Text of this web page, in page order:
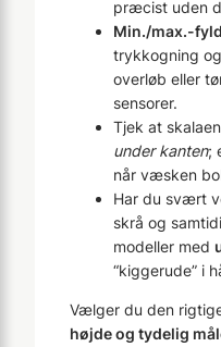
præcist uden
Min./max.-
trykkogning
overløb eller
sensorer.
Tjek at
under kanten;
når væsken
Har du svært
skrå og
modeller med
“kiggerude” i
Vælger du den
højde og tydelig